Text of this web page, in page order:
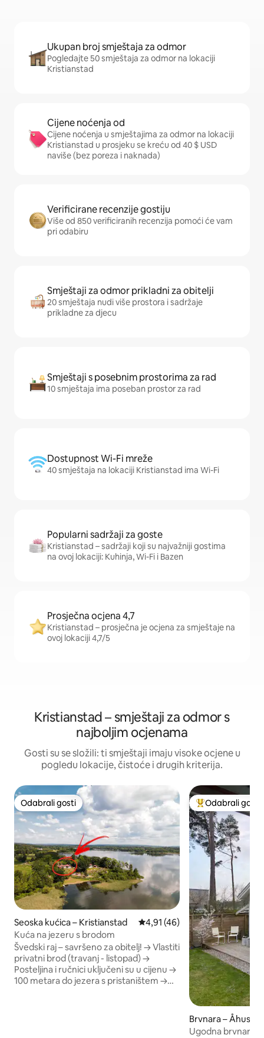
Ukupan broj smještaja za odmor
Pogledajte 50 smještaja za odmor na lokaciji
Kristianstad
Cijene noćenja od
Cijene noćenja u smještajima za odmor na lokaciji
Kristianstad u prosjeku se kreću od 40 $ USD
naviše (bez poreza i naknada)
Verificirane recenzije gostiju
Više od 850 verificiranih recenzija pomoći će vam
pri odabiru
Smještaji za odmor prikladni za obitelji
20 smještaja nudi više prostora i sadržaje
prikladne za djecu
Smještaji s posebnim prostorima za rad
10 smještaja ima poseban prostor za rad
Dostupnost Wi-Fi mreže
40 smještaja na lokaciji Kristianstad ima Wi-Fi
Popularni sadržaji za goste
Kristianstad – sadržaji koji su najvažniji gostima
na ovoj lokaciji: Kuhinja, Wi-Fi i Bazen
Prosječna ocjena 4,7
Kristianstad – prosječna je ocjena za smještaje na
ovoj lokaciji 4,7/5
Kristianstad – smještaji za odmor s
najboljim ocjenama
Gosti su se složili: ti smještaji imaju visoke ocjene u
pogledu lokacije, čistoće i drugih kriterija.
Odabrali gosti
Odabrali gosti
Seoska kućica – Kristianstad Prosječna ocjena: 4,91/5,
4,91 (46)
Kuća na jezeru s brodom
Švedski raj – savršeno za obitelj! → Vlastiti
privatni brod (travanj - listopad) →
Posteljina i ručnici uključeni su u cijenu →
100 metara do jezera s pristaništem →
Među najviše
Odabrali gosti
Brvnara – Åhus
Ugodna brvnara